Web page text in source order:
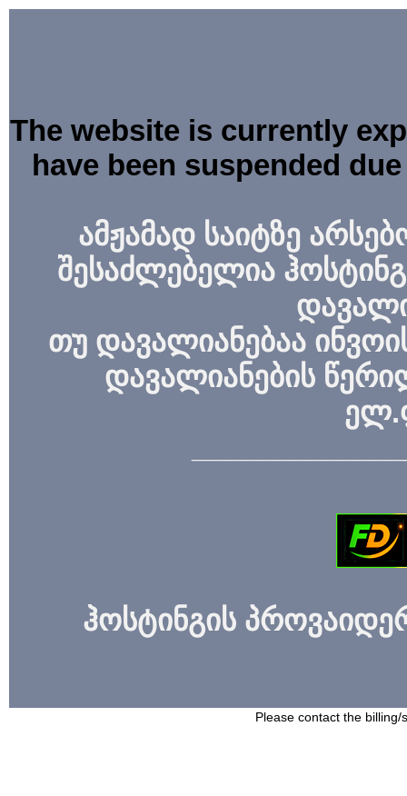
The website is currently
have been suspended
ამჟამად საიტზე
შესაძლებელია
თუ დავალიანებაა
დავალიანების
ჰოსტინგის
Please contact the